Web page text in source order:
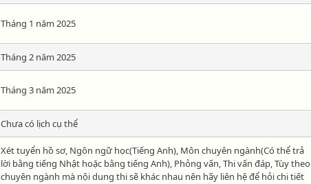
Tháng 1 năm 2025
Tháng 2 năm 2025
Tháng 3 năm 2025
Chưa có lịch cụ thể
Xét tuyển hồ sơ, Ngôn ngữ học(Tiếng Anh), Môn chuyên ngành(Có thể trả
lời bằng tiếng Nhật hoặc bằng tiếng Anh), Phỏng vấn, Thi vấn đáp, Tùy theo
chuyên ngành mà nội dung thi sẽ khác nhau nên hãy liên hệ để hỏi chi tiết